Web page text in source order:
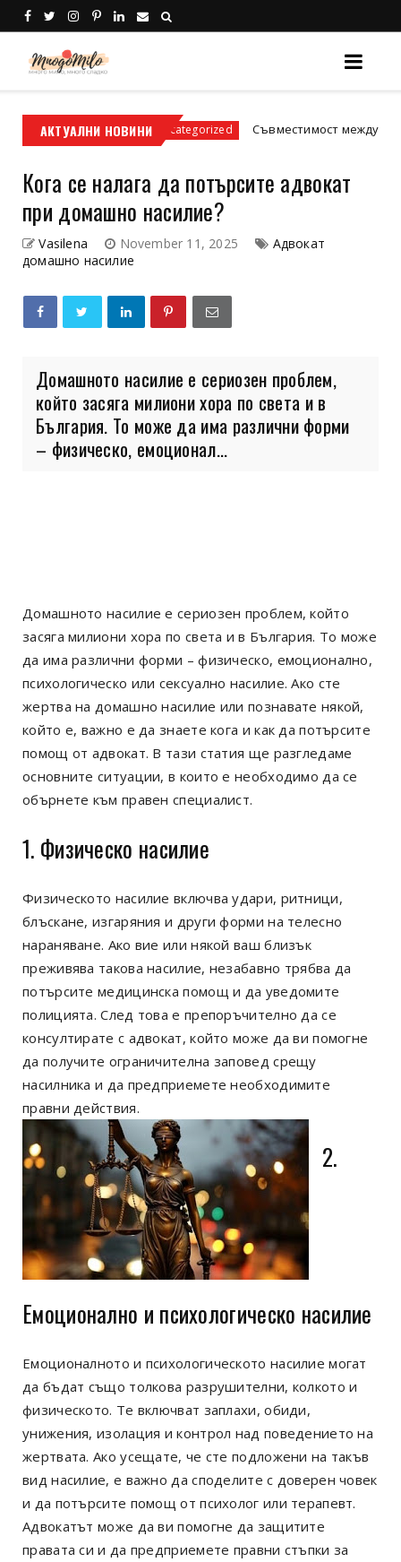
АКТУАЛНИ НОВИНИ
условия Uncategorized Съвместимост между зодиите:
Кога се налага да потърсите адвокат
при домашно насилие?
Vasilena November 11, 2025
Адвокат
домашно насилие
Домашното насилие е сериозен проблем,
който засяга милиони хора по света и в
България. То може да има различни форми
– физическо, емоционал...
Домашното насилие е сериозен проблем, който
засяга милиони хора по света и в България. То може
да има различни форми – физическо, емоционално,
психологическо или сексуално насилие. Ако сте
жертва на домашно насилие или познавате някой,
който е, важно е да знаете кога и как да потърсите
помощ от адвокат. В тази статия ще разгледаме
основните ситуации, в които е необходимо да се
обърнете към правен специалист.
1. Физическо насилие
Физическото насилие включва удари, ритници,
блъскане, изгаряния и други форми на телесно
нараняване. Ако вие или някой ваш близък
преживява такова насилие, незабавно трябва да
потърсите медицинска помощ и да уведомите
полицията. След това е препоръчително да се
консултирате с адвокат, който може да ви помогне
да получите ограничителна заповед срещу
насилника и да предприемете необходимите
правни действия.
2.
Емоционално и психологическо насилие
Емоционалното и психологическото насилие могат
да бъдат също толкова разрушителни, колкото и
физическото. Те включват заплахи, обиди,
унижения, изолация и контрол над поведението на
жертвата. Ако усещате, че сте подложени на такъв
вид насилие, е важно да споделите с доверен човек
и да потърсите помощ от психолог или терапевт.
Адвокатът може да ви помогне да защитите
правата си и да предприемете правни стъпки за